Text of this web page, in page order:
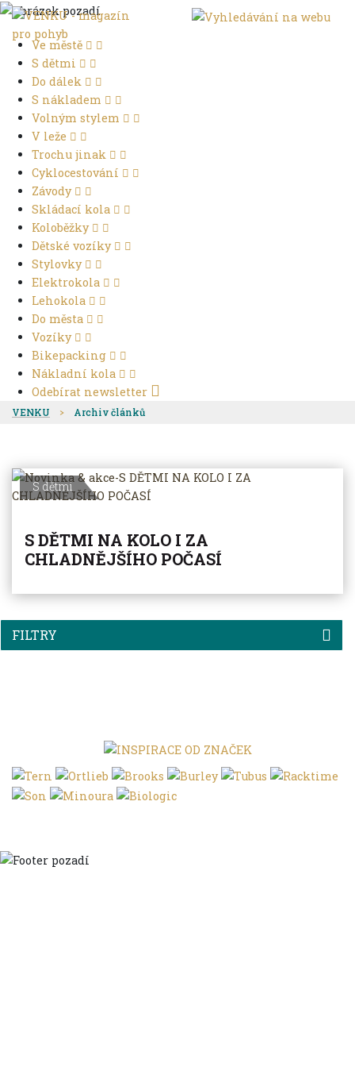
Ve městě
S dětmi
Do dálek
S nákladem
Volným stylem
V leže
Trochu jinak
Cyklocestování
Závody
Skládací kola
Koloběžky
Dětské vozíky
Stylovky
Elektrokola
Lehokola
Do města
Vozíky
Bikepacking
Nákladní kola
Odebírat newsletter
VENKU Archiv článků
FILTRY
S dětmi
S DĚTMI NA KOLO I ZA
CHLADNĚJŠÍHO POČASÍ